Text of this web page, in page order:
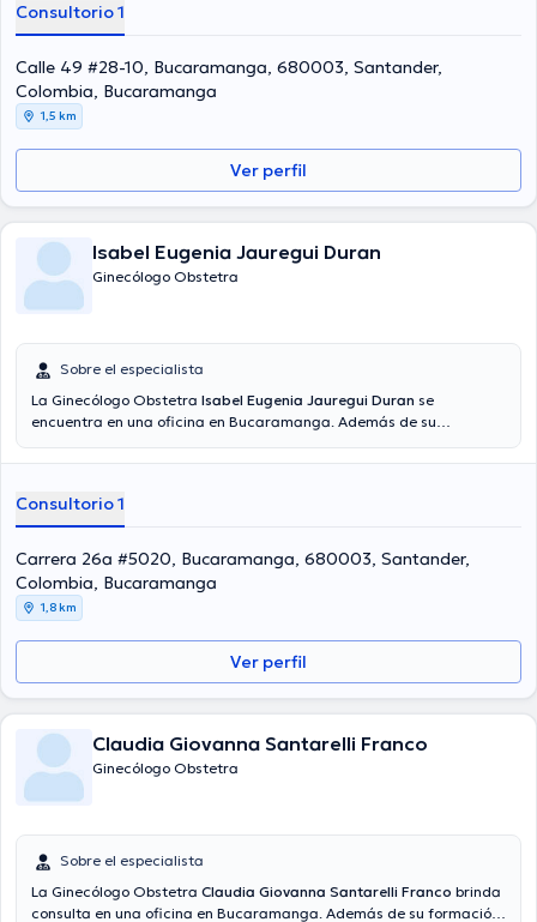
ha desempeñado como miembro de diversas asociaciones médicas.
Luz Amparo Ledesma Rodriguez ha participado en incontables
conferencias con la intención de tener una formación continua en
su ámbito de especialización y ha anunciado importantes artículos.
Español es el idioma principal usados por la doctora.
Consultorio 1
Calle 49 #28-10, Bucaramanga, 680003, Santander,
Colombia, Bucaramanga
1,5 km
Ver perfil
Isabel Eugenia Jauregui Duran
Ginecólogo Obstetra
Sobre el especialista
La Ginecólogo Obstetra Isabel Eugenia Jauregui Duran se
encuentra en una oficina en Bucaramanga. Además de su
en su área de especialidad. La profesional de la salud cuenta con
mismo, ella se ha desempeñado como miembro de diversas
asociaciones médicas. Isabel Eugenia Jauregui Duran ha
colaborado en cuantiosas conferencias con la meta de tener una
formación continua en su disciplina de especialización y ha
compartido diferentes comunicados. Español son los lenguajes
manejados por la profesional de la salud.
Consultorio 1
Carrera 26a #5020, Bucaramanga, 680003, Santander,
Colombia, Bucaramanga
1,8 km
Ver perfil
Claudia Giovanna Santarelli Franco
Ginecólogo Obstetra
Sobre el especialista
La Ginecólogo Obstetra Claudia Giovanna Santarelli Franco brinda
consulta en una oficina en Bucaramanga. Además de su formación